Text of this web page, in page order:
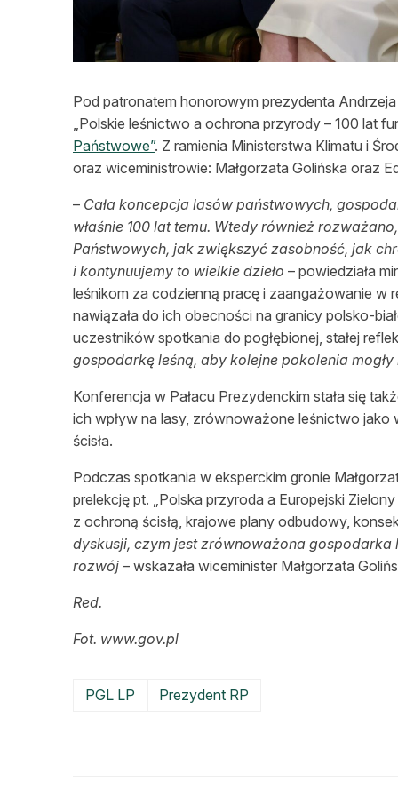
Pod patronatem honorowym prezydenta
„Polskie leśnictwo a ochrona przyrody – 100 lat
Państwowe”. Z ramienia Ministerstwa Klimatu i
oraz wiceministrowie: Małgorzata Golińska oraz
– Cała koncepcja lasów państwowych,
właśnie 100 lat temu. Wtedy również
Państwowych, jak zwiększyć zasobność, jak
i kontynuujemy to wielkie dzieło – powiedziała
leśnikom za codzienną pracę i zaangażowanie w
nawiązała do ich obecności na granicy polsko-
uczestników spotkania do pogłębionej, stałej
gospodarkę leśną, aby kolejne pokolenia
Konferencja w Pałacu Prezydenckim stała się
ich wpływ na lasy, zrównoważone leśnictwo
ścisła.
Podczas spotkania w eksperckim gronie
prelekcję pt. „Polska przyroda a Europejski
z ochroną ścisłą, krajowe plany odbudowy,
dyskusji, czym jest zrównoważona
rozwój – wskazała wiceminister Małgorzata
Red.
Fot. www.gov.pl
PGL LP Prezydent RP